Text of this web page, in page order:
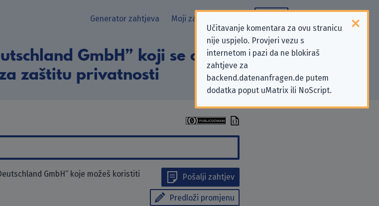
Učitavanje komentara za ovu stranicu
nije uspjelo. Provjeri vezu s
internetom i pazi da ne blokiraš
zahtjeve za
backend.datenanfragen.de putem
dodatka poput uMatrix ili NoScript.
Generator zahtjeva Moji zahtjevi
GmbH” koji se odnose na
zaštitu privatnosti
Pošalji zahtjev
Predloži promjenu
GmbH“ koje možeš koristiti